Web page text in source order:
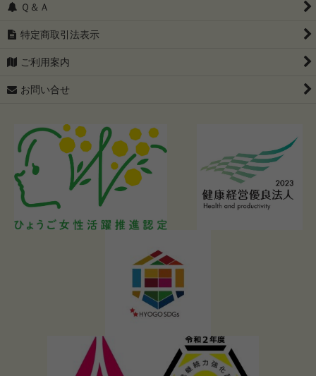
Ｑ＆Ａ
特定商取引法表示
ご利用案内
お問い合せ